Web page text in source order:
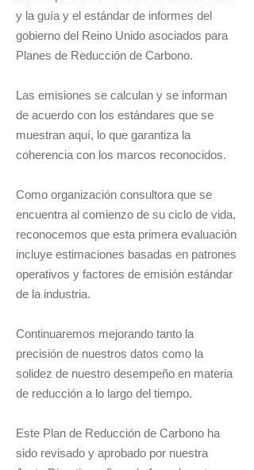
y la guía y el estándar de informes del
gobierno del Reino Unido asociados para
Planes de Reducción de Carbono.
Las emisiones se calculan y se informan
de acuerdo con los estándares que se
muestran aquí, lo que garantiza la
coherencia con los marcos reconocidos.
Como organización consultora que se
encuentra al comienzo de su ciclo de vida,
reconocemos que esta primera evaluación
incluye estimaciones basadas en patrones
operativos y factores de emisión estándar
de la industria.
Continuaremos mejorando tanto la
precisión de nuestros datos como la
solidez de nuestro desempeño en materia
de reducción a lo largo del tiempo.
Este Plan de Reducción de Carbono ha
sido revisado y aprobado por nuestra